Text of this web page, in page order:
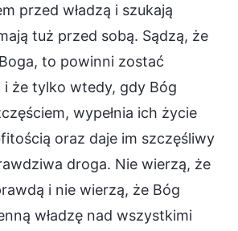
przed władzą i szukają
tuż przed sobą. Sądzą, że
to powinni zostać
i że tylko wtedy, gdy Bóg
wypełnia ich życie
oraz daje im szczęśliwy
droga. Nie wierzą, że
i nie wierzą, że Bóg
władzę nad wszystkimi